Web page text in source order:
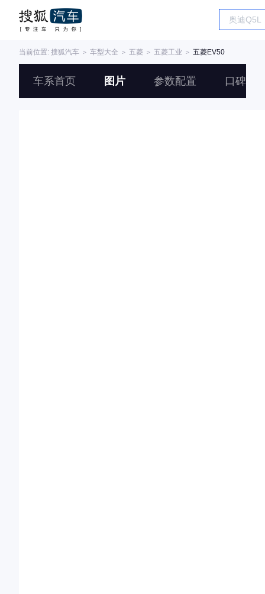
当前位置: 搜狐汽车 ＞ 车型大全 ＞ 五菱 ＞ 五菱工业 ＞ 五菱EV50
车系首页 图片 参数配置 口碑